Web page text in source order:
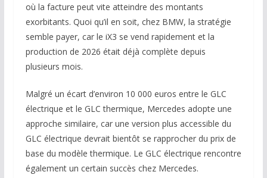
où la facture peut vite atteindre des montants
exorbitants. Quoi qu’il en soit, chez BMW, la stratégie
semble payer, car le iX3 se vend rapidement et la
production de 2026 était déjà complète depuis
plusieurs mois.
Malgré un écart d’environ 10 000 euros entre le GLC
électrique et le GLC thermique, Mercedes adopte une
approche similaire, car une version plus accessible du
GLC électrique devrait bientôt se rapprocher du prix de
base du modèle thermique. Le GLC électrique rencontre
également un certain succès chez Mercedes.